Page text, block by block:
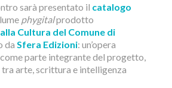
sarà presentato il catalogo
phygitalprodotto
Cultura del Comune di
da Sfera Edizioni: un’opera
parte integrante del progetto,
arte, scrittura e intelligenza